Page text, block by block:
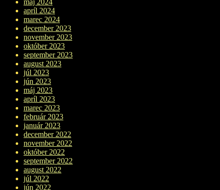
máj 2024
apríl 2024
marec 2024
december 2023
november 2023
október 2023
september 2023
august 2023
júl 2023
jún 2023
máj 2023
apríl 2023
marec 2023
február 2023
január 2023
december 2022
november 2022
október 2022
september 2022
august 2022
júl 2022
jún 2022